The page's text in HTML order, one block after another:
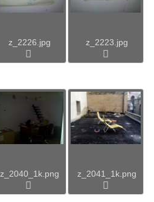
z_2226.jpg z_2223.jpg
z_2040_1k.png z_2041_1k.png